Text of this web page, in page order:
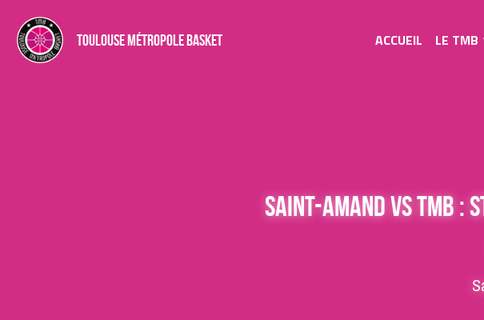
TOULOUSE MÉTROPOLE BASKET ACCUEIL LE TMB
SAINT-AMAND vs